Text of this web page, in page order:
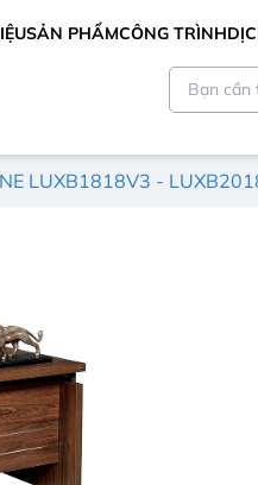
SẢN PHẨMCÔNG TRÌNH
LUXB1818V3 -